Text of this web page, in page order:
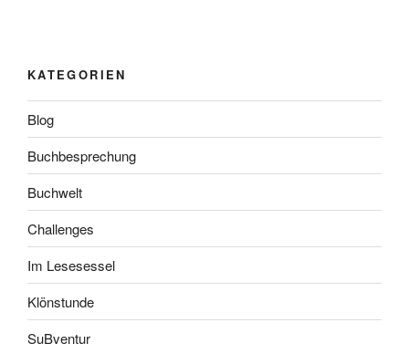
KATEGORIEN
Blog
Buchbesprechung
Buchwelt
Challenges
Im Lesesessel
Klönstunde
SuBventur